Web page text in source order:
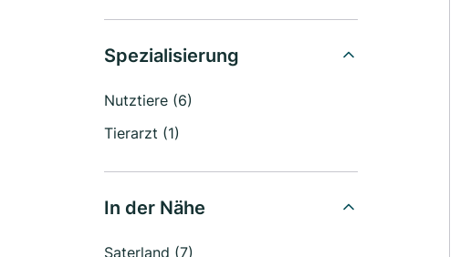
Spezialisierung
Nutztiere (6)
Tierarzt (1)
In der Nähe
Saterland (7)